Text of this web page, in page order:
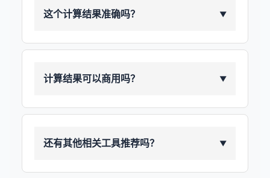
这个计算结果准确吗？ ▼
计算结果可以商用吗？ ▼
还有其他相关工具推荐吗？ ▼